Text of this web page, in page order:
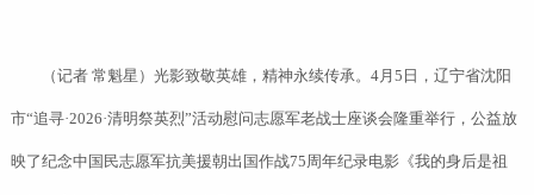
（记者 常魁星）光影致敬英雄，精神永续传承。4月5日，辽宁省沈阳
市“追寻·2026·清明祭英烈”活动慰问志愿军老战士座谈会隆重举行，公益放
映了纪念中国民志愿军抗美援朝出国作战75周年纪录电影《我的身后是祖